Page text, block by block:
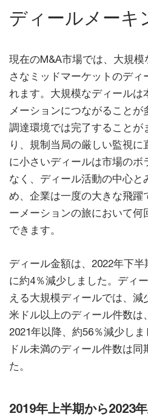
ディールメーキ
現在のM&A市場では、大規
さなミッドマーケットのディ
れます。大規模なディールは
メーションにつながること
調達環境では完了することが
り、規制当局の厳しい監視
に小さいディールは市場の
なく、ディール活動の中心と
め、企業は一度の大きな飛躍
ーメーションの旅において
できます。
ディール金額は、2022年下
に約4％減少しました。ディ
える大規模ディールでは、
米ドル以上のディール件数は
2021年以降、約56％減少し
ドル未満のディール件数は
た。
2019年上半期から2023